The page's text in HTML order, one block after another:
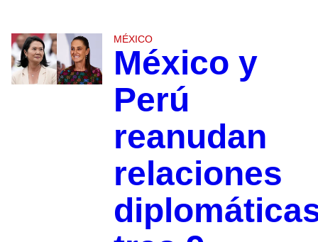
MÉXICO
México y
Perú
reanudan
relaciones